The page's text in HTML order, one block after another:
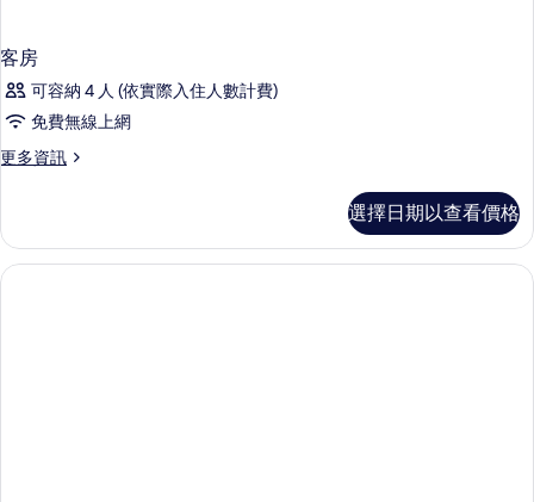
客房
可容納 4 人 (依實際入住人數計費)
免費無線上網
更多資訊
更
的
詳
情
選擇日期以查看價格